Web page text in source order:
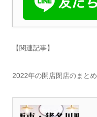
【関連記事】
2022年の開店閉店のまと